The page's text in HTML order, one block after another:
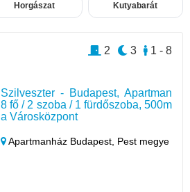
Horgászat Kutyabarát
Szilveszter - Budapest, Apartman
8 fő / 2 szoba / 1 fürdőszoba, 500m
a Városközpont
Apartmanház Budapest, Pest megye
1 - 8
3
2